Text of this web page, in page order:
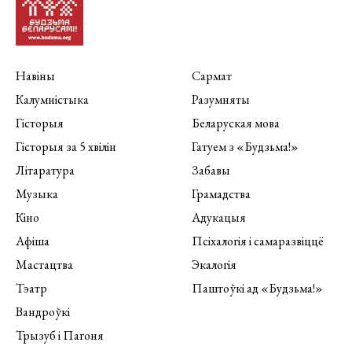
Навіны
Калумністыка
Гісторыя
Гісторыя за 5 хвілін
Літаратура
Музыка
Кіно
Афіша
Мастацтва
Тэатр
Вандроўкі
Трызуб і Пагоня
Сармат
Разумняты
Беларуская мова
Гатуем з «Будзьма!»
Забавы
Грамадства
Адукацыя
Псіхалогія і самаразвіццё
Экалогія
Паштоўкі ад «Будзьма!»